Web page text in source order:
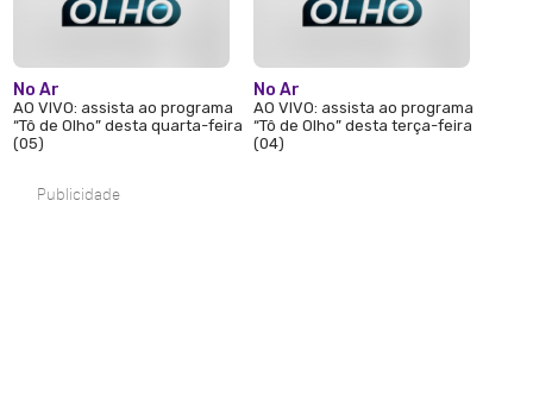
No Ar
AO VIVO: assista ao programa
“Tô de Olho” desta quarta-feira
(05)
No Ar
AO VIVO: assista ao programa
“Tô de Olho” desta terça-feira
(04)
Publicidade